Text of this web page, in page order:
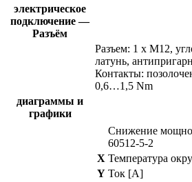
электрическое
подключение —
Разъём
Разъем: 1 x M12,
латунь,
Контакты:
0,6…1,5 Nm
диаграммы и
графики
Снижение
60512-5-2
X Температура
Y Ток [A]